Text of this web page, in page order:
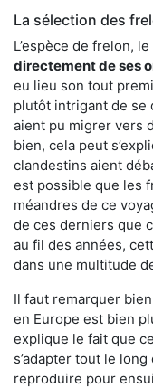
La sélection des
L’espèce de frelon, le
directement de ses
eu lieu son tout
plutôt intrigant de se
aient pu migrer vers
bien, cela peut
clandestins aient
est possible que les
méandres de ce
de ces derniers que
au fil des années,
dans une multitude
Il faut remarquer
en Europe est bien
explique le fait que
s’adapter tout le
reproduire pour